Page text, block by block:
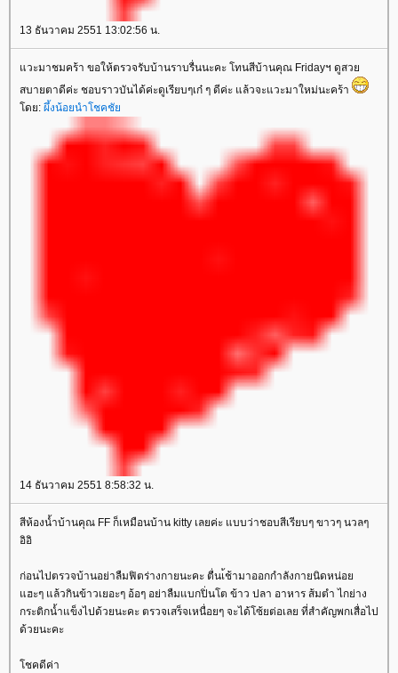
13 ธันวาคม 2551 13:02:56 น.
แวะมาชมคร้า ขอให้ตรวจรับบ้านราบรื่นนะคะ โทนสีบ้านคุณ Fridayฯ ดูสวย
สบายตาดีค่ะ ชอบราวบันได้ค่ะดูเรียบๆเก๋ ๆ ดีค่ะ แล้วจะแวะมาใหม่นะคร้า
โดย: ผึ้งน้อยนำโชคชัย
14 ธันวาคม 2551 8:58:32 น.
สีห้องน้ำบ้านคุณ FF ก็เหมือนบ้าน kitty เลยค่ะ แบบว่าชอบสีเรียบๆ ขาวๆ นวลๆ
อิอิ
ก่อนไปตรวจบ้านอย่าลืมฟิตร่างกายนะคะ ตื่นเ้ช้ามาออกกำลังกายนิดหน่อย
แฮะๆ แล้วกินข้าวเยอะๆ อ้อๆ อย่าลืมแบกปิ่นโต ข้าว ปลา อาหาร ส้มตำ ไกย่าง
กระติกน้ำแข็งไปด้วยนะคะ ตรวจเสร็จเหนื่อยๆ จะได้โซ้ยต่อเลย ที่สำคัญพกเสื่อไป
ด้วยนะคะ
โชคดีค่า